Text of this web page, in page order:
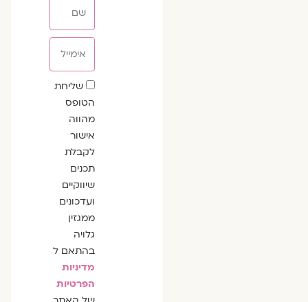
שדה
הסכמה
שליחת
הטופס
מהווה
אישור
לקבלת
תכנים
שיווקיים
ועדכונים
ממגזין
גלויה
בהתאם ל
מדיניות
הפרטיות